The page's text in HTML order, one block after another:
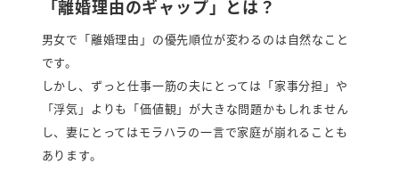
「離婚理由のギャップ」とは？
男女で「離婚理由」の優先順位が変わるのは自然なこと
です。
しかし、ずっと仕事一筋の夫にとっては「家事分担」や
「浮気」よりも「価値観」が大きな問題かもしれません
し、妻にとってはモラハラの一言で家庭が崩れることも
あります。